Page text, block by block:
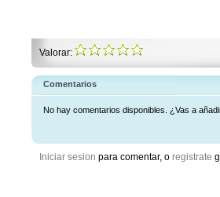
Valorar:
Comentarios
No hay comentarios disponibles. ¿Vas a
Iniciar sesion para comentar, o registrate